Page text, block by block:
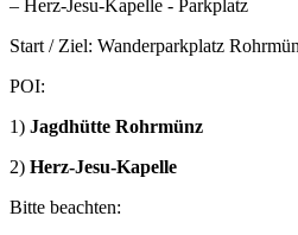
– Herz-Jesu-Kapelle - Parkplatz
Start / Ziel: Wanderparkplatz
POI:
1) Jagdhütte Rohrmünz
2) Herz-Jesu-Kapelle
Bitte beachten: